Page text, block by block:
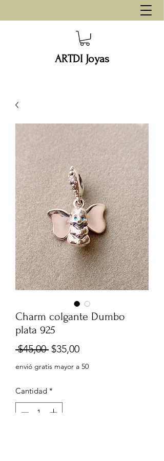
ARTDI Joyas
Charm colgante Dumbo
plata 925
$45,00 Precio
$35,00Precio
de
envió gratis mayor a 50
Cantidad *